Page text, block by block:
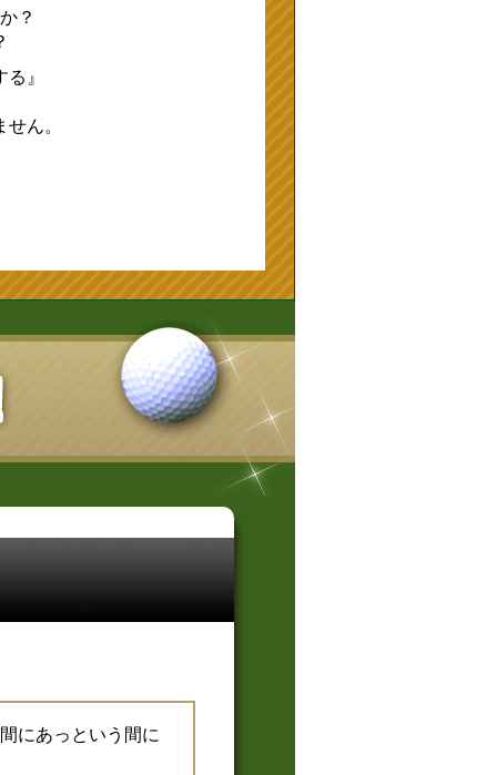
？
』
ん。
にあっという間に